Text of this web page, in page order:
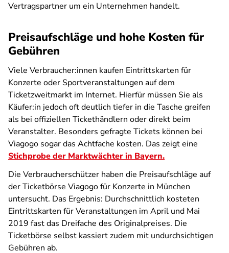
Vertragspartner um ein Unternehmen handelt.
Preisaufschläge und hohe Kosten für
Gebühren
Viele Verbraucher:innen kaufen Eintrittskarten für
Konzerte oder Sportveranstaltungen auf dem
Ticketzweitmarkt im Internet. Hierfür müssen Sie als
Käufer:in jedoch oft deutlich tiefer in die Tasche greifen
als bei offiziellen Tickethändlern oder direkt beim
Veranstalter. Besonders gefragte Tickets können bei
Viagogo sogar das Achtfache kosten. Das zeigt eine
Stichprobe der Marktwächter in Bayern.
Die Verbraucherschützer haben die Preisaufschläge auf
der Ticketbörse Viagogo für Konzerte in München
untersucht. Das Ergebnis: Durchschnittlich kosteten
Eintrittskarten für Veranstaltungen im April und Mai
2019 fast das Dreifache des Originalpreises. Die
Ticketbörse selbst kassiert zudem mit undurchsichtigen
Gebühren ab.